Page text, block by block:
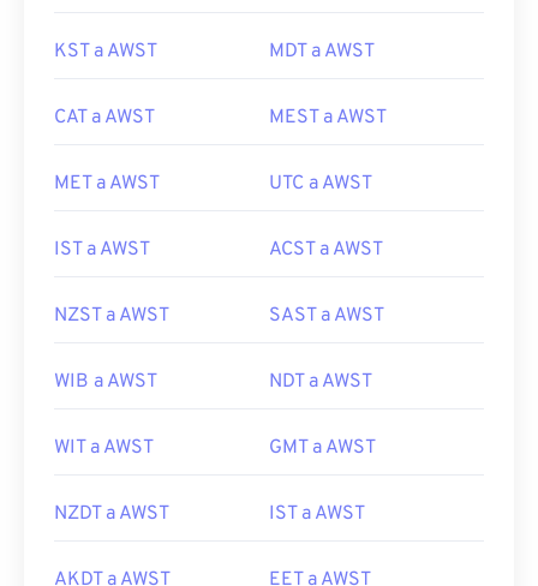
KST a AWST MDT a AWST
CAT a AWST MEST a AWST
MET a AWST UTC a AWST
IST a AWST ACST a AWST
NZST a AWST SAST a AWST
WIB a AWST NDT a AWST
WIT a AWST GMT a AWST
NZDT a AWST IST a AWST
AKDT a AWST EET a AWST